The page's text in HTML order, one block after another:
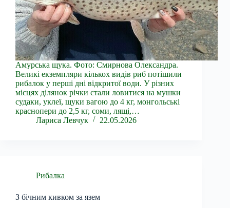
Амурська щука. Фото: Смирнова Олександра.
Великі екземпляри кількох видів риб потішили
рибалок у перші дні відкритої води. У різних
місцях ділянок річки стали ловитися на мушки
судаки, уклеї, щуки вагою до 4 кг, монгольські
краснопери до 2,5 кг, соми, лящі,…
Лариса Левчук
22.05.2026
Рибалка
З бічним кивком за язем